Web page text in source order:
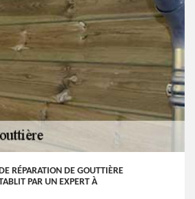
RÉPARATION DE GOUTTIÈRE
PAR UN EXPERT À